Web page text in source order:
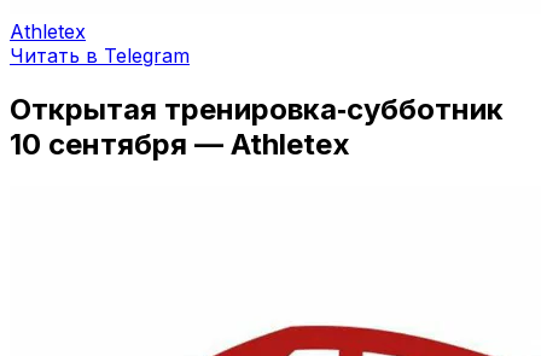
Athletex
Читать в Telegram
Открытая тренировка‑субботник
10 сентября — Athletex